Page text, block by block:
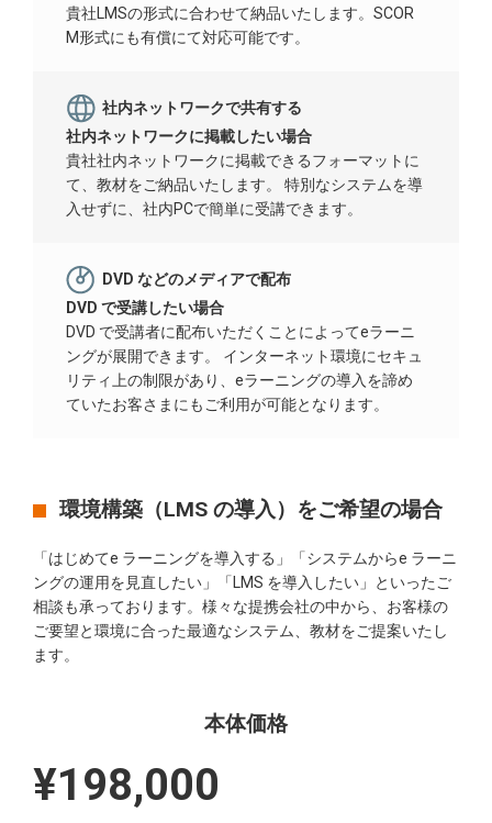
貴社LMSの形式に合わせて納品いたします。SCOR
M形式にも有償にて対応可能です。
社内ネットワークで共有する
社内ネットワークに掲載したい場合
貴社社内ネットワークに掲載できるフォーマットに
て、教材をご納品いたします。 特別なシステムを導
入せずに、社内PCで簡単に受講できます。
DVD などのメディアで配布
DVD で受講したい場合
DVD で受講者に配布いただくことによってeラーニ
ングが展開できます。 インターネット環境にセキュ
リティ上の制限があり、eラーニングの導入を諦め
ていたお客さまにもご利用が可能となります。
環境構築（LMS の導入）をご希望の場合
「はじめてe ラーニングを導入する」「システムからe ラーニ
ングの運用を見直したい」「LMS を導入したい」といったご
相談も承っております。様々な提携会社の中から、お客様の
ご要望と環境に合った最適なシステム、教材をご提案いたし
ます。
本体価格
¥198,000